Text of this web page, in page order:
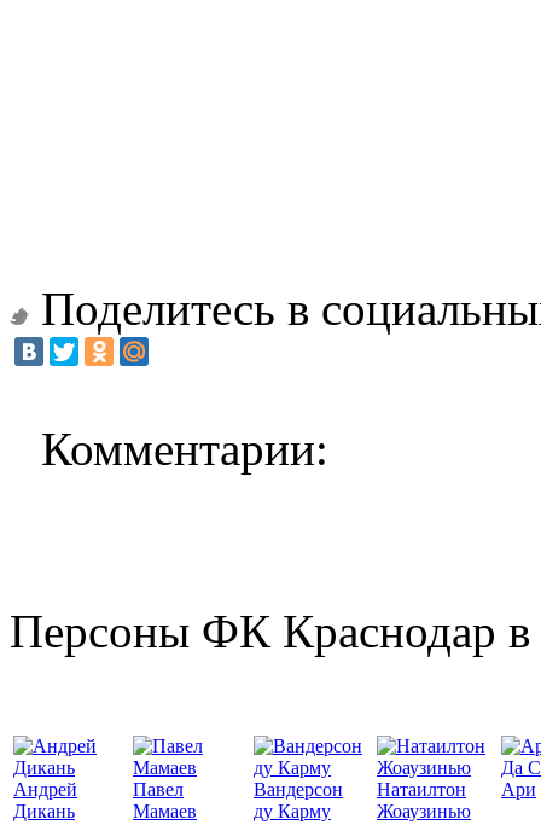
Поделитесь в
Комментарии:
Персоны ФК Краснодар в
Андрей
Дикань
Павел
Мамаев
Вандерсон
ду Карму
Натаилтон
Жоаузинью
Да
Ари